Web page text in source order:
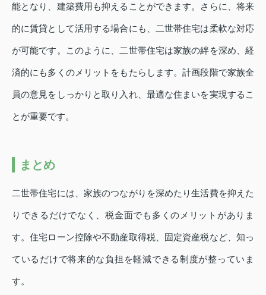
能となり、建築費用も抑えることができます。さらに、将来
的に賃貸として活用する場合にも、二世帯住宅は柔軟な対応
が可能です。このように、二世帯住宅は家族の絆を深め、経
済的にも多くのメリットをもたらします。計画段階で家族全
員の意見をしっかりと取り入れ、最適な住まいを実現するこ
とが重要です。
まとめ
二世帯住宅には、家族のつながりを深めたり生活費を抑えた
りできるだけでなく、税金面でも多くのメリットがありま
す。住宅ローン控除や不動産取得税、固定資産税など、知っ
ているだけで将来的な負担を軽減できる制度が整っていま
す。